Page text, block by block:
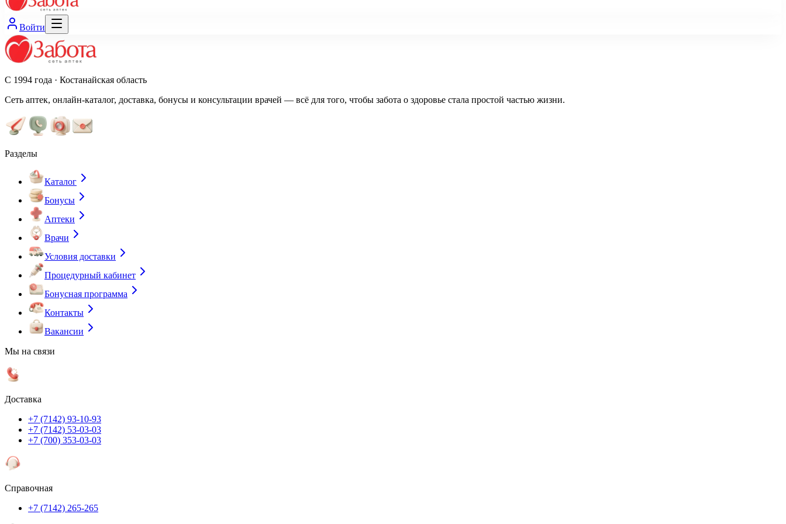
Войти
С 1994 года · Костанайская область
Сеть аптек, онлайн-каталог, доставка, бонусы и консультации врачей — всё для того, чтобы забота о здоровье стала простой частью жизни.
Разделы
Каталог
Бонусы
Аптеки
Врачи
Условия доставки
Процедурный кабинет
Бонусная программа
Контакты
Вакансии
Мы на связи
Доставка
+7 (7142) 93-10-93
+7 (7142) 53-03-03
+7 (700) 353-03-03
Справочная
+7 (7142) 265-265